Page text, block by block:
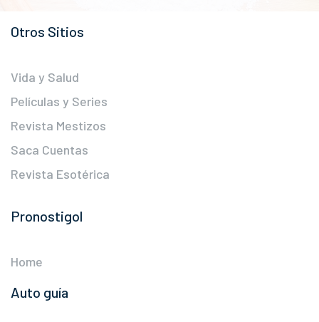
Otros Sitios
Vida y Salud
Películas y Series
Revista Mestizos
Saca Cuentas
Revista Esotérica
Pronostigol
Home
Auto guía